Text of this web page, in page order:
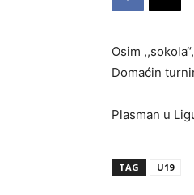
Osim
Domaćin
Plasman u
TAG U19